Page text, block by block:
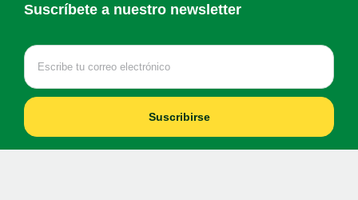
Suscríbete a nuestro newsletter
Suscribirse